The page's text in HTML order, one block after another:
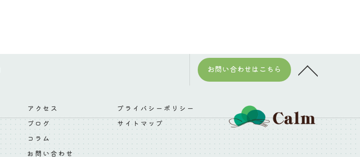
お問い合わせはこちら
アクセス
ブログ
コラム
お問い合わせ
プライバシーポリシー
サイトマップ